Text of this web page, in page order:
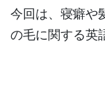
今回は、寝癖や
の毛に関する英